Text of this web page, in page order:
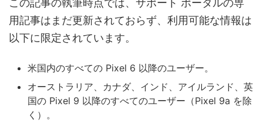
用記事はまだ更新されておらず、利用可能な情報は
以下に限定されています。
米国内のすべての Pixel 6 以降のユーザー。
オーストラリア、カナダ、インド、アイルランド、英
国の Pixel 9 以降のすべてのユーザー（Pixel 9a を除
く）。